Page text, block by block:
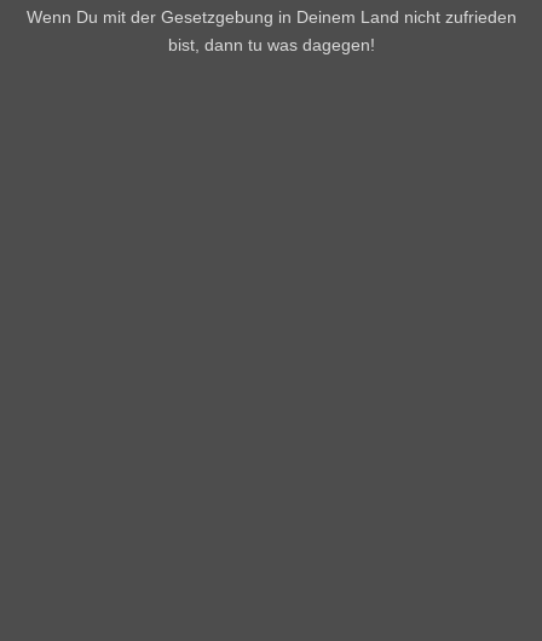
Wenn Du mit der Gesetzgebung in Deinem Land nicht zufrieden
bist, dann tu was dagegen!